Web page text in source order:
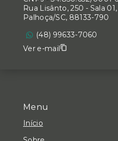
Menu
Início
Rua Lisânto, 250 - Sala
Palhoça/SC, 88133-790
(48) 99633-7060
Ver e-mail